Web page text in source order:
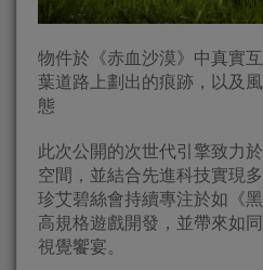
物件於《赤血沙漠》中真實
葉道路上劃出的痕跡，以及
態
此次公開的次世代引擎致力
空間，並結合先進科技實現
珍艾碧絲會持續專注於如《
高規格遊戲開發，並帶來如
視覺饗宴。